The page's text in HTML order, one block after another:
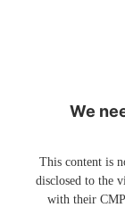
We
This content is
disclosed to the
with their